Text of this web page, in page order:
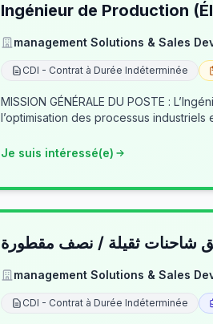
Ingénieur de Production
management Solutions & Sales
CDI - Contrat à Durée Indéterminée
MISSION GÉNÉRALE DU POSTE :
l’optimisation des processus industriels
Je suis intéressé(e)
ثقيلة / نصف مقطورة
management Solutions & Sales
CDI - Contrat à Durée Indéterminée